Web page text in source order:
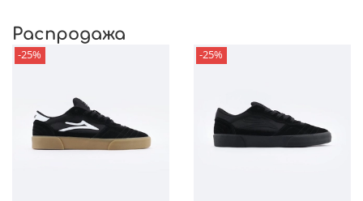
Распродажа
-25% -25%